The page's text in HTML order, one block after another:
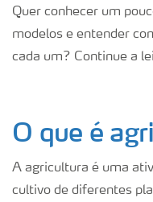
Quer conhecer um
modelos e entender
cada um? Continue a
O que é
A agricultura é uma
cultivo de diferentes